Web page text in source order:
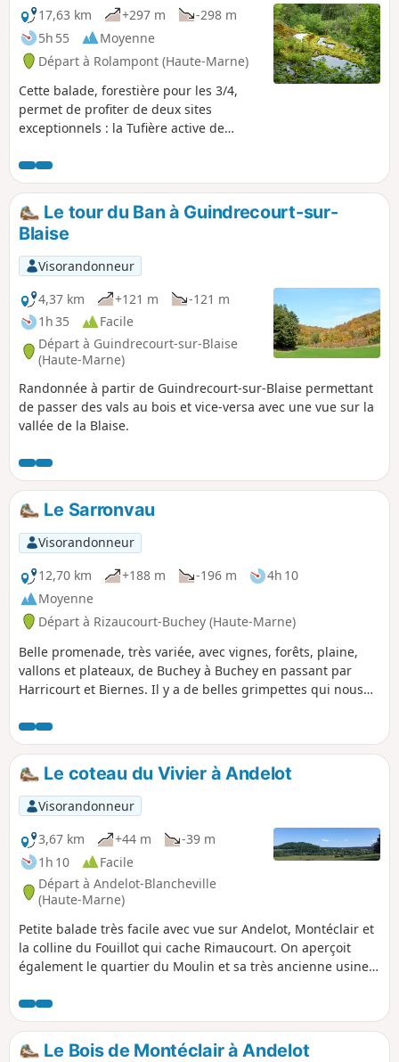
17,63 km
+297 m
-298 m
5h 55
Moyenne
Départ à Rolampont (Haute-Marne)
Cette balade, forestière pour les 3/4,
permet de profiter de deux sites
exceptionnels : la Tufière active de
gallo-romain du Mausolée de Faverolles.
Le tour du Ban à Guindrecourt-sur-
Blaise
Visorandonneur
4,37 km
+121 m
-121 m
1h 35
Facile
Départ à Guindrecourt-sur-Blaise
(Haute-Marne)
Randonnée à partir de Guindrecourt-sur-Blaise permettant
de passer des vals au bois et vice-versa avec une vue sur la
vallée de la Blaise.
Le Sarronvau
Visorandonneur
12,70 km
+188 m -196 m
4h 10
Moyenne
Départ à Rizaucourt-Buchey (Haute-Marne)
Belle promenade, très variée, avec vignes, forêts, plaine,
vallons et plateaux, de Buchey à Buchey en passant par
Harricourt et Biernes. Il y a de belles grimpettes qui nous
Le coteau du Vivier à Andelot
Visorandonneur
3,67 km
+44 m
-39 m
1h 10
Facile
Départ à Andelot-Blancheville
(Haute-Marne)
Petite balade très facile avec vue sur Andelot, Montéclair et
la colline du Fouillot qui cache Rimaucourt. On aperçoit
également le quartier du Moulin et sa très ancienne usine,
Le Bois de Montéclair à Andelot